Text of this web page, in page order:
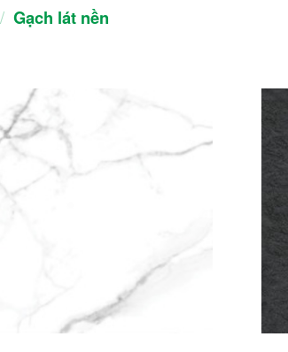
/ Gạch lát nền